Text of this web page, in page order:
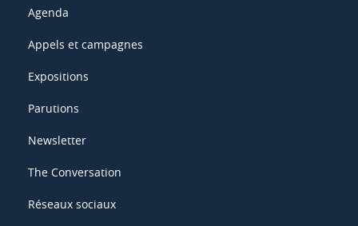
Agenda
Appels et campagnes
Expositions
Parutions
Newsletter
The Conversation
Réseaux sociaux